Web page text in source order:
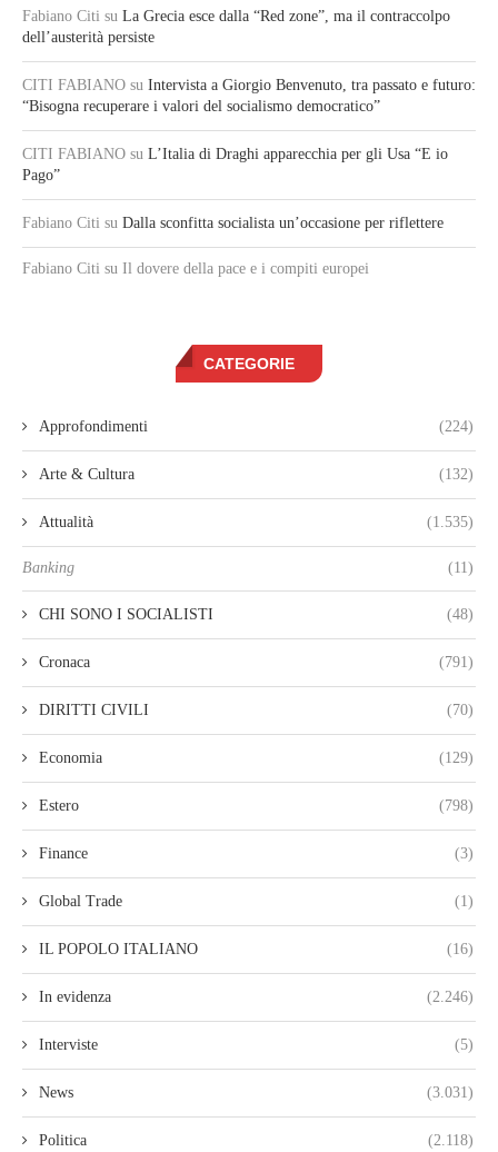
Fabiano Citi su La Grecia esce dalla “Red zone”, ma il contraccolpo
dell’austerità persiste
CITI FABIANO su Intervista a Giorgio Benvenuto, tra passato e futuro:
“Bisogna recuperare i valori del socialismo democratico”
CITI FABIANO su L’Italia di Draghi apparecchia per gli Usa “E io
Pago”
Fabiano Citi su Dalla sconfitta socialista un’occasione per riflettere
Fabiano Citi su Il dovere della pace e i compiti europei
CATEGORIE
Approfondimenti (224)
Arte & Cultura (132)
Attualità (1.535)
Banking (11)
CHI SONO I SOCIALISTI (48)
Cronaca (791)
DIRITTI CIVILI (70)
Economia (129)
Estero (798)
Finance (3)
Global Trade (1)
IL POPOLO ITALIANO (16)
In evidenza (2.246)
Interviste (5)
News (3.031)
Politica (2.118)